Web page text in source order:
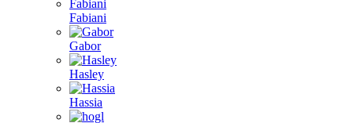
Fabiani
Gabor
Hasley
Hassia